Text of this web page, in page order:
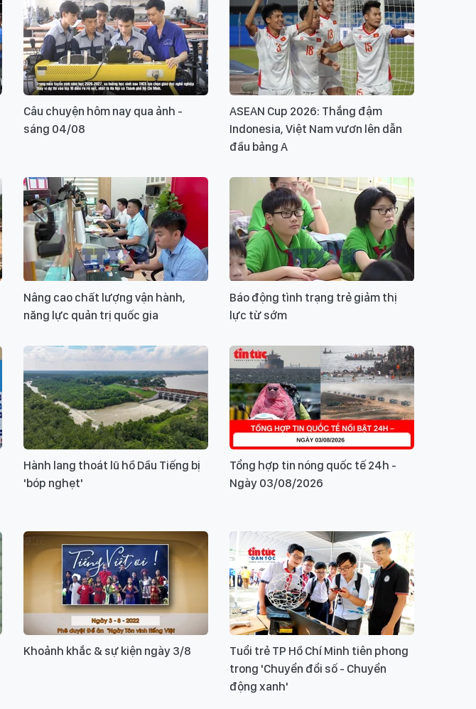
Câu chuyện hôm nay qua ảnh -
sáng 04/08
ASEAN Cup 2026: Thắng đậm
Indonesia, Việt Nam vươn lên dẫn
đầu bảng A
Nâng cao chất lượng vận hành,
năng lực quản trị quốc gia
Báo động tình trạng trẻ giảm thị
lực từ sớm
Hành lang thoát lũ hồ Dầu Tiếng bị
'bóp nghẹt'
Tổng hợp tin nóng quốc tế 24h -
Ngày 03/08/2026
Khoảnh khắc & sự kiện ngày 3/8
Tuổi trẻ TP Hồ Chí Minh tiên phong
trong 'Chuyển đổi số - Chuyển
động xanh'